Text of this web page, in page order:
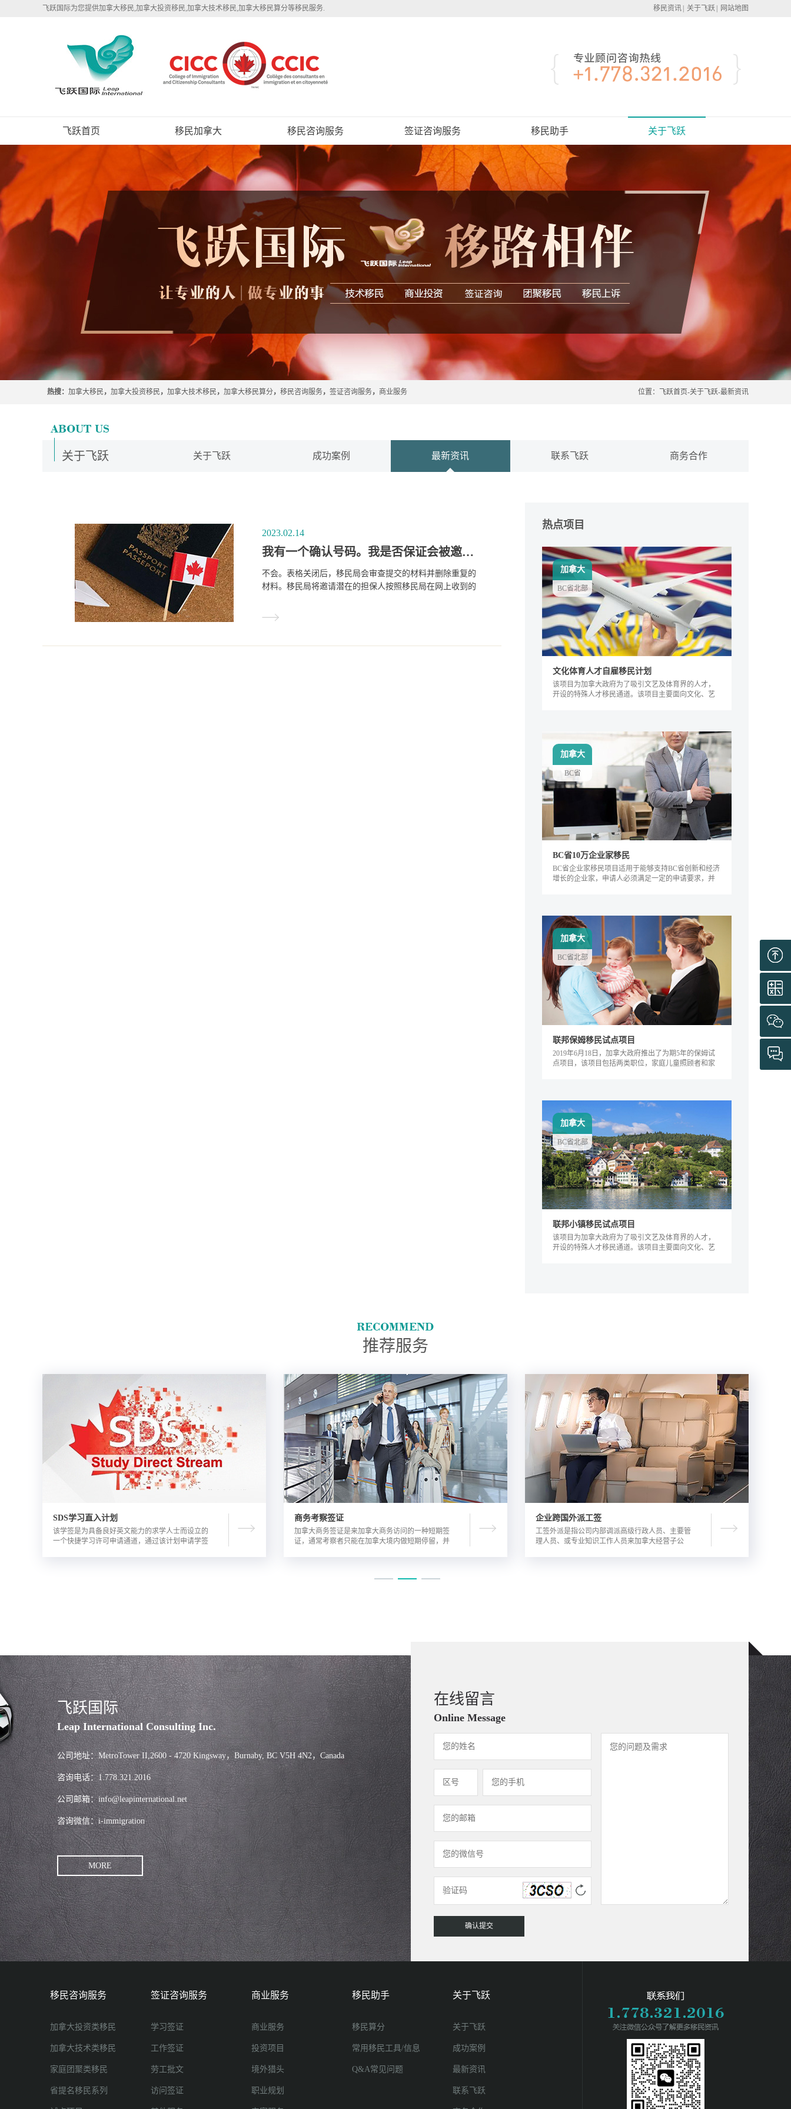
飞跃国际为您提供加拿大移民,加拿大投资移民,加拿大技术移民,加拿大移民算分等移民服务. 移民资讯 关于飞跃 网站地图
飞跃首页 移民加拿大 移民咨询服务 签证咨询服务 移民助手 关于飞跃
热搜： 加拿大移民 ， 加拿大投资移民 ， 加拿大技术移民 ， 加拿大移民算分， 移民咨询服务， 签证咨询服务， 商业服务 位置： 飞跃首页-关于飞跃-最新资讯
关于飞跃 关于飞跃 成功案例 最新资讯 联系飞跃 商务合作
2023.02.14
我有一个确认号码。我是否保证会被邀请担保我的父母和祖父母？
不会。表格关闭后，移民局会审查提交的材料并删除重复的
材料。移民局将邀请潜在的担保人按照移民局在网上收到的
热点项目
文化体育人才自雇移民计划
该项目为加拿大政府为了吸引文艺及体育界的人才，
开设的特殊人才移民通道。该项目主要面向文化、艺
成为特殊类人才的热门移民项目。
加拿大
BC省北部
BC省10万企业家移民
BC省企业家移民项目适用于能够支持BC省创新和经济
增长的企业家，申请人必须满足一定的申请要求，并
加拿大
BC省
联邦保姆移民试点项目
2019年6月18日，加拿大政府推出了为期5年的保姆试
点项目，该项目包括两类职位，家庭儿童照顾者和家
加拿大
BC省北部
联邦小镇移民试点项目
该项目为加拿大政府为了吸引文艺及体育界的人才，
开设的特殊人才移民通道。该项目主要面向文化、艺
加拿大
BC省北部
推荐服务
SDS学习直入计划
该学签是为具备良好英文能力的求学人士而设立的
一个快捷学习许可申请通道，通过该计划申请学签
商务考察签证
加拿大商务签证是来加拿大商务访问的一种短期签
证，通常考察者只能在加拿大境内做短期停留，并
企业跨国外派工签
工签外派是指公司内部调派高级行政人员、主要管
理人员、或专业知识工作人员来加拿大经营子公
飞跃国际
Leap International Consulting Inc.
公司地址：MetroTower II,2600 - 4720 Kingsway，Burnaby, BC V5H 4N2，Canada
咨询电话：1.778.321.2016
公司邮箱：info@leapinternational.net
咨询微信：i-immigration
MORE
在线留言
Online Message
移民咨询服务
加拿大投资类移民
加拿大技术类移民
家庭团聚类移民
省提名移民系列
签证咨询服务
学习签证
工作签证
劳工批文
访问签证
商业服务
商业服务
投资项目
境外猎头
职业规划
移民助手
移民算分
常用移民工具/信息
Q&A常见问题
关于飞跃
关于飞跃
成功案例
最新资讯
联系飞跃